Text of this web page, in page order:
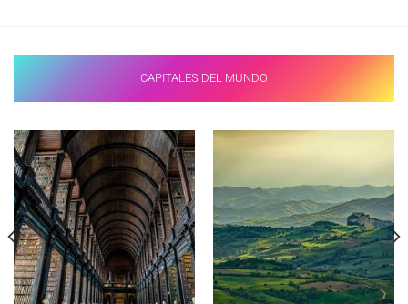
CAPITALES DEL MUNDO